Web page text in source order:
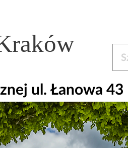
ul. Łanowa 43